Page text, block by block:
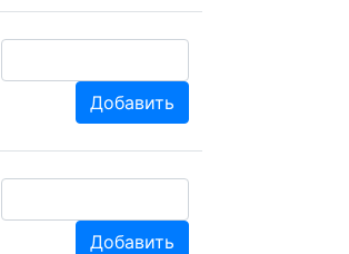
Добавить
Добавить